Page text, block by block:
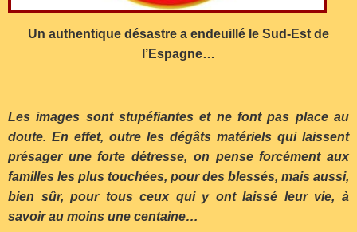
Un authentique désastre a endeuillé le Sud-Est de
l’Espagne…
Les images sont stupéfiantes et ne font pas place au
doute. En effet, outre les dégâts matériels qui laissent
présager une forte détresse, on pense forcément aux
familles les plus touchées, pour des blessés, mais aussi,
bien sûr, pour tous ceux qui y ont laissé leur vie, à
savoir au moins une centaine…